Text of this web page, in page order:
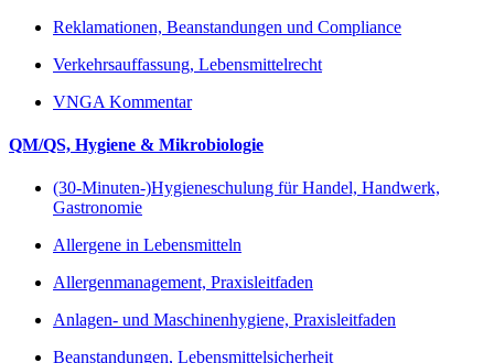
Reklamationen, Beanstandungen und Compliance
Verkehrsauffassung, Lebensmittelrecht
VNGA Kommentar
QM/QS, Hygiene & Mikrobiologie
(30-Minuten-)Hygieneschulung für Handel, Handwerk,
Gastronomie
Allergene in Lebensmitteln
Allergenmanagement, Praxisleitfaden
Anlagen- und Maschinenhygiene, Praxisleitfaden
Beanstandungen, Lebensmittelsicherheit